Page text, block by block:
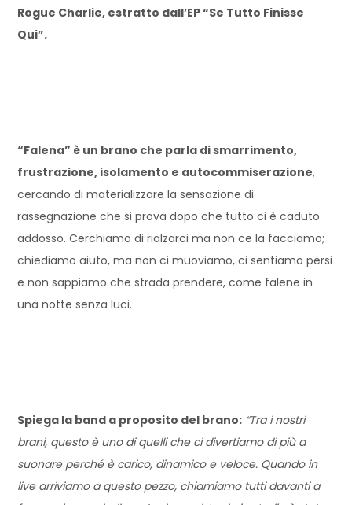
Rogue Charlie, estratto dall’EP “Se Tutto Finisse
Qui”.
“Falena” è un brano che parla di smarrimento,
frustrazione, isolamento e autocommiserazione,
cercando di materializzare la sensazione di
rassegnazione che si prova dopo che tutto ci è caduto
addosso. Cerchiamo di rialzarci ma non ce la facciamo;
chiediamo aiuto, ma non ci muoviamo, ci sentiamo persi
e non sappiamo che strada prendere, come falene in
una notte senza luci.
Spiega la band a proposito del brano: “Tra i nostri
brani, questo è uno di quelli che ci divertiamo di più a
suonare perché è carico, dinamico e veloce. Quando in
live arriviamo a questo pezzo, chiamiamo tutti davanti a